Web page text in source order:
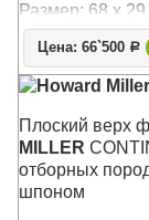
Размер: 68 х
Цена: 66`500 Р
Howard
Плоский верх
MILLER
отборных
шпоном